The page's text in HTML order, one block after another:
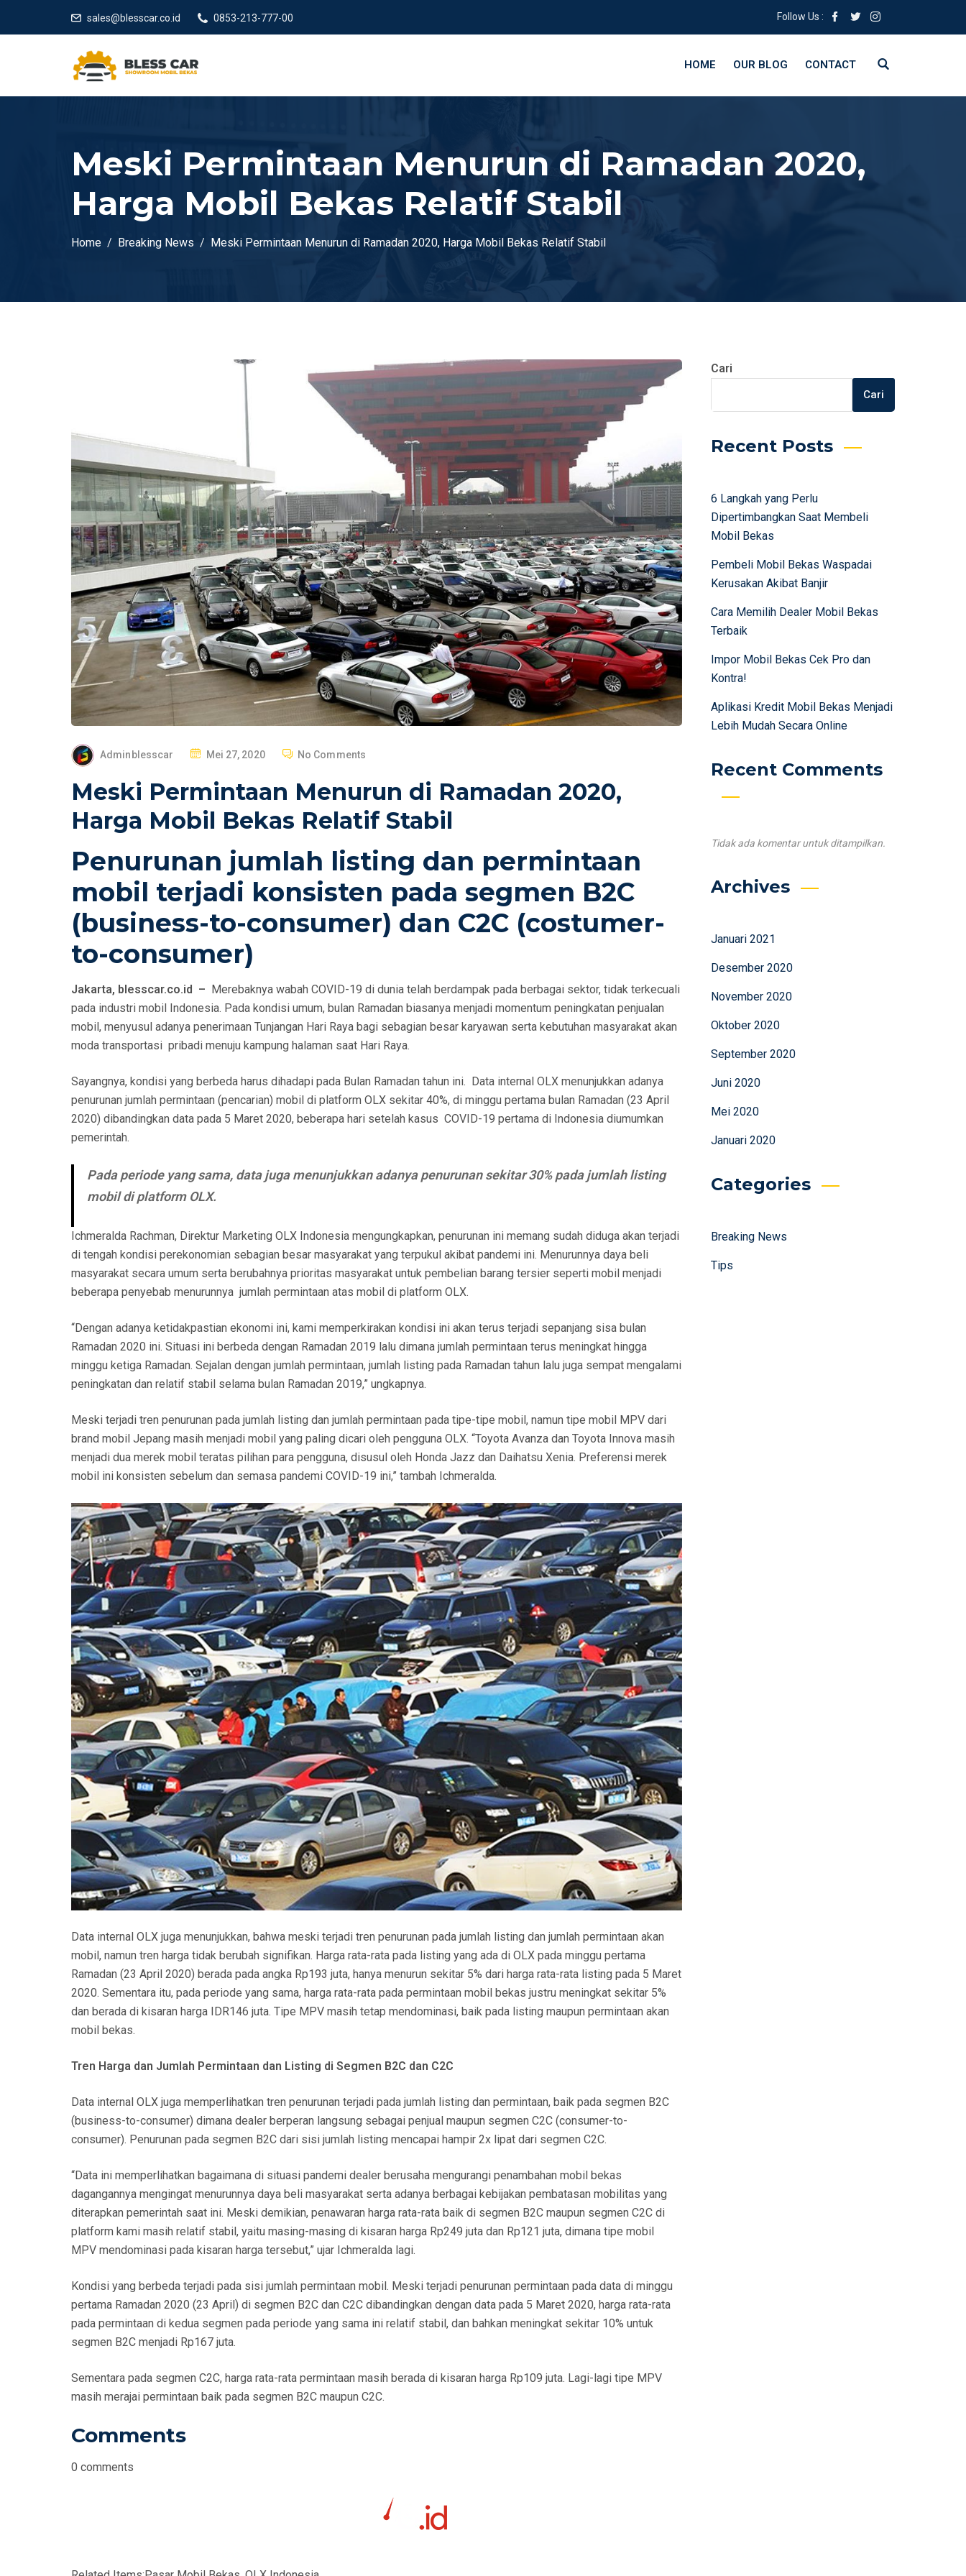
sales@blesscar.co.id 0853-213-777-00 Follow Us :
HOME OUR BLOG CONTACT
Meski Permintaan Menurun di Ramadan 2020,
Harga Mobil Bekas Relatif Stabil
Home Breaking News Meski Permintaan Menurun di Ramadan 2020, Harga Mobil Bekas Relatif Stabil
Adminblesscar
P
S
T
E
O
Mei 27, 2020 No Comments
Meski Permintaan Menurun di Ramadan 2020,
Harga Mobil Bekas Relatif Stabil
Penurunan jumlah listing dan permintaan
mobil terjadi konsisten pada segmen B2C
(business-to-consumer) dan C2C (costumer-
to-consumer)
Jakarta, blesscar.co.id – Merebaknya wabah COVID-19 di dunia telah berdampak pada berbagai sektor, tidak terkecuali
pada industri mobil Indonesia. Pada kondisi umum, bulan Ramadan biasanya menjadi momentum peningkatan penjualan
mobil, menyusul adanya penerimaan Tunjangan Hari Raya bagi sebagian besar karyawan serta kebutuhan masyarakat akan
moda transportasi pribadi menuju kampung halaman saat Hari Raya.
Sayangnya, kondisi yang berbeda harus dihadapi pada Bulan Ramadan tahun ini. Data internal OLX menunjukkan adanya
penurunan jumlah permintaan (pencarian) mobil di platform OLX sekitar 40%, di minggu pertama bulan Ramadan (23 April
2020) dibandingkan data pada 5 Maret 2020, beberapa hari setelah kasus COVID-19 pertama di Indonesia diumumkan
pemerintah.
Pada periode yang sama, data juga menunjukkan adanya penurunan sekitar 30% pada jumlah listing
mobil di platform OLX.
Ichmeralda Rachman, Direktur Marketing OLX Indonesia mengungkapkan, penurunan ini memang sudah diduga akan terjadi
di tengah kondisi perekonomian sebagian besar masyarakat yang terpukul akibat pandemi ini. Menurunnya daya beli
masyarakat secara umum serta berubahnya prioritas masyarakat untuk pembelian barang tersier seperti mobil menjadi
beberapa penyebab menurunnya jumlah permintaan atas mobil di platform OLX.
“Dengan adanya ketidakpastian ekonomi ini, kami memperkirakan kondisi ini akan terus terjadi sepanjang sisa bulan
Ramadan 2020 ini. Situasi ini berbeda dengan Ramadan 2019 lalu dimana jumlah permintaan terus meningkat hingga
minggu ketiga Ramadan. Sejalan dengan jumlah permintaan, jumlah listing pada Ramadan tahun lalu juga sempat mengalami
peningkatan dan relatif stabil selama bulan Ramadan 2019,” ungkapnya.
Meski terjadi tren penurunan pada jumlah listing dan jumlah permintaan pada tipe-tipe mobil, namun tipe mobil MPV dari
brand mobil Jepang masih menjadi mobil yang paling dicari oleh pengguna OLX. “Toyota Avanza dan Toyota Innova masih
menjadi dua merek mobil teratas pilihan para pengguna, disusul oleh Honda Jazz dan Daihatsu Xenia. Preferensi merek
mobil ini konsisten sebelum dan semasa pandemi COVID-19 ini,” tambah Ichmeralda.
Data internal OLX juga menunjukkan, bahwa meski terjadi tren penurunan pada jumlah listing dan jumlah permintaan akan
mobil, namun tren harga tidak berubah signifikan. Harga rata-rata pada listing yang ada di OLX pada minggu pertama
Ramadan (23 April 2020) berada pada angka Rp193 juta, hanya menurun sekitar 5% dari harga rata-rata listing pada 5 Maret
2020. Sementara itu, pada periode yang sama, harga rata-rata pada permintaan mobil bekas justru meningkat sekitar 5%
dan berada di kisaran harga IDR146 juta. Tipe MPV masih tetap mendominasi, baik pada listing maupun permintaan akan
mobil bekas.
Tren Harga dan Jumlah Permintaan dan Listing di Segmen B2C dan C2C
Data internal OLX juga memperlihatkan tren penurunan terjadi pada jumlah listing dan permintaan, baik pada segmen B2C
(business-to-consumer) dimana dealer berperan langsung sebagai penjual maupun segmen C2C (consumer-to-
consumer). Penurunan pada segmen B2C dari sisi jumlah listing mencapai hampir 2x lipat dari segmen C2C.
“Data ini memperlihatkan bagaimana di situasi pandemi dealer berusaha mengurangi penambahan mobil bekas
dagangannya mengingat menurunnya daya beli masyarakat serta adanya berbagai kebijakan pembatasan mobilitas yang
diterapkan pemerintah saat ini. Meski demikian, penawaran harga rata-rata baik di segmen B2C maupun segmen C2C di
platform kami masih relatif stabil, yaitu masing-masing di kisaran harga Rp249 juta dan Rp121 juta, dimana tipe mobil
MPV mendominasi pada kisaran harga tersebut,” ujar Ichmeralda lagi.
Kondisi yang berbeda terjadi pada sisi jumlah permintaan mobil. Meski terjadi penurunan permintaan pada data di minggu
pertama Ramadan 2020 (23 April) di segmen B2C dan C2C dibandingkan dengan data pada 5 Maret 2020, harga rata-rata
pada permintaan di kedua segmen pada periode yang sama ini relatif stabil, dan bahkan meningkat sekitar 10% untuk
segmen B2C menjadi Rp167 juta.
Sementara pada segmen C2C, harga rata-rata permintaan masih berada di kisaran harga Rp109 juta. Lagi-lagi tipe MPV
masih merajai permintaan baik pada segmen B2C maupun C2C.
Comments
0 comments
Cari
Cari
Recent Posts
6 Langkah yang Perlu
Dipertimbangkan Saat Membeli
Mobil Bekas
Pembeli Mobil Bekas Waspadai
Kerusakan Akibat Banjir
Cara Memilih Dealer Mobil Bekas
Terbaik
Impor Mobil Bekas Cek Pro dan
Kontra!
Aplikasi Kredit Mobil Bekas Menjadi
Lebih Mudah Secara Online
Recent Comments
Tidak ada komentar untuk ditampilkan.
Archives
Januari 2021
Desember 2020
November 2020
Oktober 2020
September 2020
Juni 2020
Mei 2020
Januari 2020
Categories
Breaking News
Tips